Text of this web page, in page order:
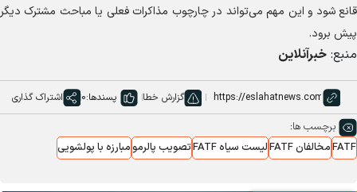
قانع شود و این مهم می‌تواند در چارچوب مذاکرات فعلی یا مباحث مشترک دیگر
پیش برود.
منبع: خبرآنلاین
گزارش خطا پسندها:0 اشتراک گذاری
برچسب ها:
FATFمخالفان FATF لیست سیاه FATF تصویب پالرمومبارزه با پولشویی